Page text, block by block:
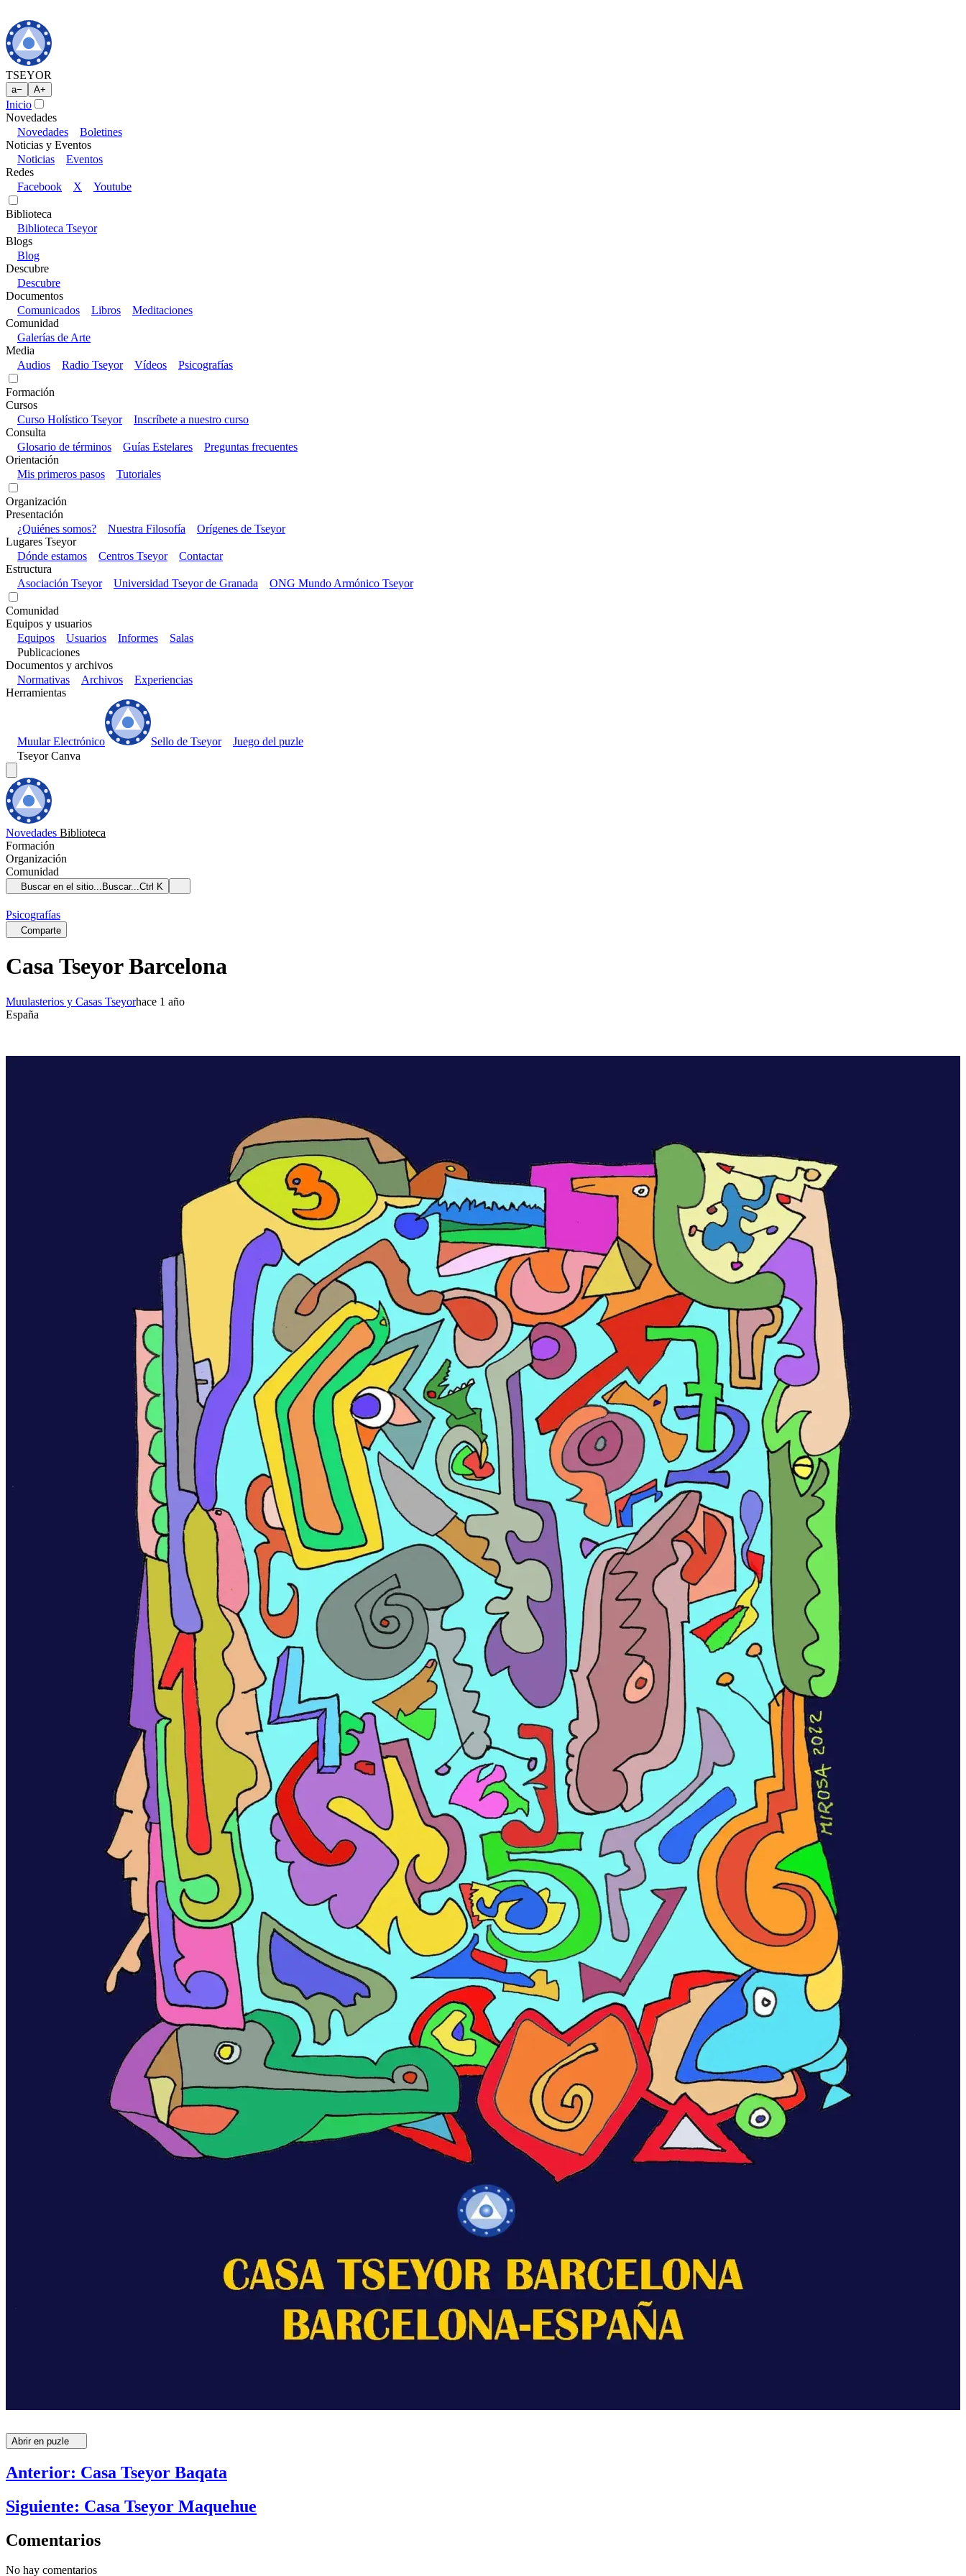
TSEYOR
a− A+
Inicio
Novedades
Novedades
Boletines
Noticias y Eventos
Noticias
Eventos
Redes
Facebook
X Youtube
Biblioteca
Biblioteca Tseyor
Blogs
Blog
Descubre
Descubre
Documentos
Comunicados
Libros
Meditaciones
Comunidad
Galerías de Arte
Media
Audios
Radio Tseyor Vídeos Psicografías
Formación
Cursos
Curso Holístico Tseyor
Inscríbete a nuestro curso
Consulta
Glosario de términos
Guías Estelares
Preguntas frecuentes
Orientación
Mis primeros pasos
Tutoriales
Organización
Presentación
¿Quiénes somos?
Nuestra Filosofía
Orígenes de Tseyor
Lugares Tseyor
Dónde estamos
Centros Tseyor
Contactar
Estructura
Asociación Tseyor
Universidad Tseyor de Granada ONG Mundo Armónico Tseyor
Comunidad
Equipos y usuarios
Equipos
Usuarios Informes
Salas
Publicaciones
Documentos y archivos
Normativas
Archivos
Experiencias
Herramientas
Muular Electrónico Sello de Tseyor
Juego del puzle
Tseyor Canva
Novedades Biblioteca
Formación
Organización
Comunidad
Buscar en el sitio... Buscar...Ctrl K
Psicografías
Comparte
Casa Tseyor Barcelona
Muulasterios y Casas Tseyorhace 1 año
España
Abrir en puzle
Anterior: Casa Tseyor Baqata
Siguiente: Casa Tseyor Maquehue
Comentarios
No hay comentarios